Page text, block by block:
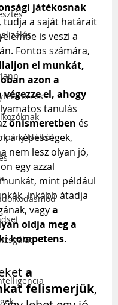
Nélkül
játékosnak
tudja a saját határait
is veszi a
Fontos számára,
el munkát,
azon a
el, ahogy
tanulás
önismeretben és
a képességek,
nem lesz olyan jó,
egy azzal
mint például
inkább átadja
vagy a
oldja meg a
kompetens.
a
felismerjük,